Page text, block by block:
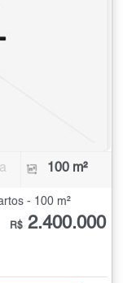
100 m²
- 100 m²
R$ 2.400.000